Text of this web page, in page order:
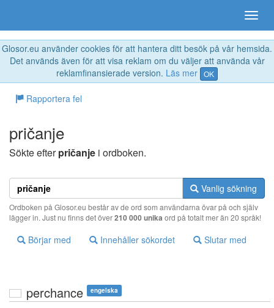
Glosor.eu använder cookies för att hantera ditt besök på vår hemsida.
Det används även för att visa reklam om du väljer att använda vår
reklamfinansierade version. Läs mer OK
Rapportera fel
pričanje
Sökte efterpričanje i ordboken.
Vanlig sökning
Ordboken på Glosor.eu består av de ord som användarna övar på och själv
lägger in. Just nu finns det över210 000 unika ord på totalt mer än 20 språk!
Börjar med Innehåller sökordet Slutar med
perchance engelska